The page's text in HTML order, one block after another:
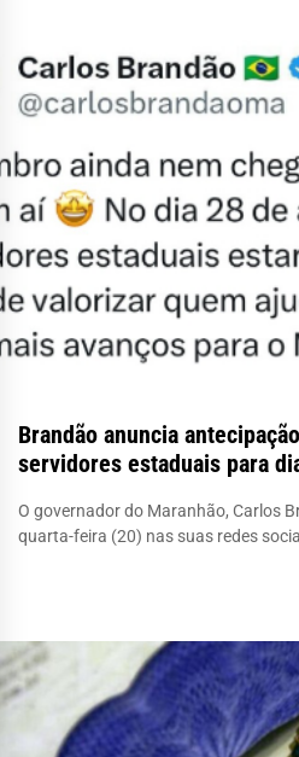
Brandão anuncia
servidores estaduais para
O governador do Maranhão, Carlos
quarta-feira (20) nas suas redes